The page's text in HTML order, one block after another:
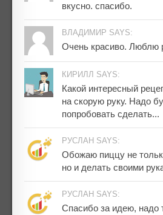
вкусно. спасибо.
ВЛАДИМИР SAYS:
Очень красиво. Люблю
КИРИЛЛ SAYS:
Какой интересный
на скорую руку. Надо
попробовать сделать...
РУСЛАН SAYS:
Обожаю пиццу не
но и делать своими
РУСЛАН SAYS:
Спасибо за идею, надо